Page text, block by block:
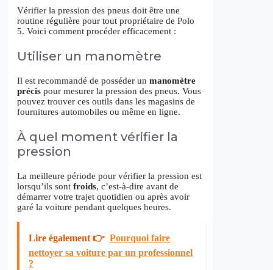
Vérifier la pression des pneus doit être une
routine régulière pour tout propriétaire de Polo
5. Voici comment procéder efficacement :
Utiliser un manomètre
Il est recommandé de posséder un manomètre
précis pour mesurer la pression des pneus. Vous
pouvez trouver ces outils dans les magasins de
fournitures automobiles ou même en ligne.
À quel moment vérifier la
pression
La meilleure période pour vérifier la pression est
lorsqu’ils sont froids, c’est-à-dire avant de
démarrer votre trajet quotidien ou après avoir
garé la voiture pendant quelques heures.
Lire également 👉 Pourquoi faire
nettoyer sa voiture par un professionnel
?